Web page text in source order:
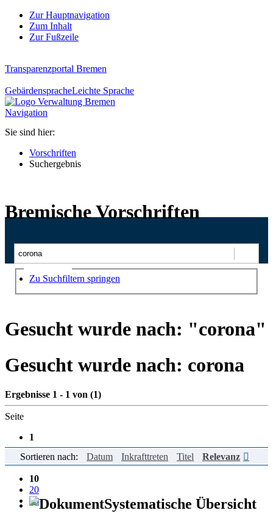
Zur Hauptnavigation
Zum Inhalt
Zur Fußzeile
Transparenzportal Bremen
GebärdenspracheLeichte Sprache
Navigation
Sie sind hier:
Vorschriften
Suchergebnis
Bremische Vorschriften
Suchen
Zu Suchfiltern springen
Gesucht wurde nach: "corona"
Gesucht wurde nach: corona
Ergebnisse 1 - 1 von (1)
Seite
1
Einträge pro Seite
10
20
50
Sortieren nach: Datum Inkrafttreten Titel Relevanz
Systematische Übersicht